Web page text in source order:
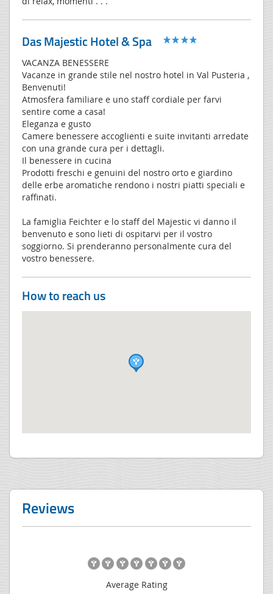
Das Majestic Hotel & Spa
VACANZA BENESSERE
Vacanze in grande stile nel nostro hotel in Val Pusteria ,
Benvenuti!
Atmosfera familiare e uno staff cordiale per farvi
sentire come a casa!
Eleganza e gusto
Camere benessere accoglienti e suite invitanti arredate
con una grande cura per i dettagli.
Il benessere in cucina
Prodotti freschi e genuini del nostro orto e giardino
delle erbe aromatiche rendono i nostri piatti speciali e
raffinati.
La famiglia Feichter e lo staff del Majestic vi danno il
benvenuto e sono lieti di ospitarvi per il vostro
soggiorno. Si prenderanno personalmente cura del
vostro benessere.
How to reach us
Reviews
Average Rating